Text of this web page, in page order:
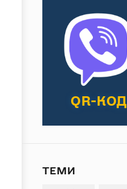
QR-КОД
ТЕМИ